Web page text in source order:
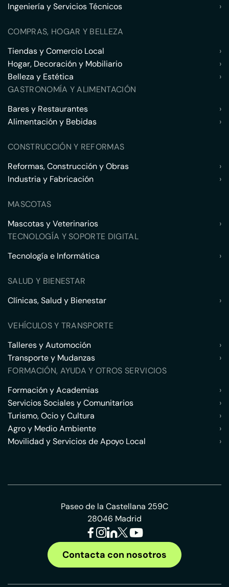
Ingeniería y Servicios Técnicos
›
COMPRAS, HOGAR Y BELLEZA
Tiendas y Comercio Local
›
Hogar, Decoración y Mobiliario
›
Belleza y Estética
›
GASTRONOMÍA Y ALIMENTACIÓN
Bares y Restaurantes
›
Alimentación y Bebidas
›
CONSTRUCCIÓN Y REFORMAS
Reformas, Construcción y Obras
›
Industria y Fabricación
›
MASCOTAS
Mascotas y Veterinarios
›
TECNOLOGÍA Y SOPORTE DIGITAL
Tecnología e Informática
›
SALUD Y BIENESTAR
Clínicas, Salud y Bienestar
›
VEHÍCULOS Y TRANSPORTE
Talleres y Automoción
›
Transporte y Mudanzas
›
FORMACIÓN, AYUDA Y OTROS SERVICIOS
Formación y Academias
›
Servicios Sociales y Comunitarios
›
Turismo, Ocio y Cultura
›
Agro y Medio Ambiente
›
Movilidad y Servicios de Apoyo Local
›
Paseo de la Castellana 259C
28046 Madrid
Contacta con nosotros